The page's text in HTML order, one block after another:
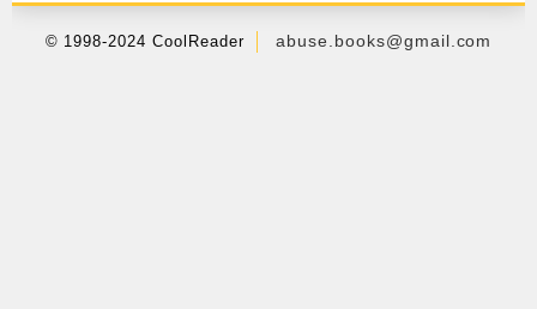
© 1998-2024 CoolReader abuse.books@gmail.com